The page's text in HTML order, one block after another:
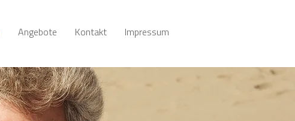
Angebote Kontakt Impressum